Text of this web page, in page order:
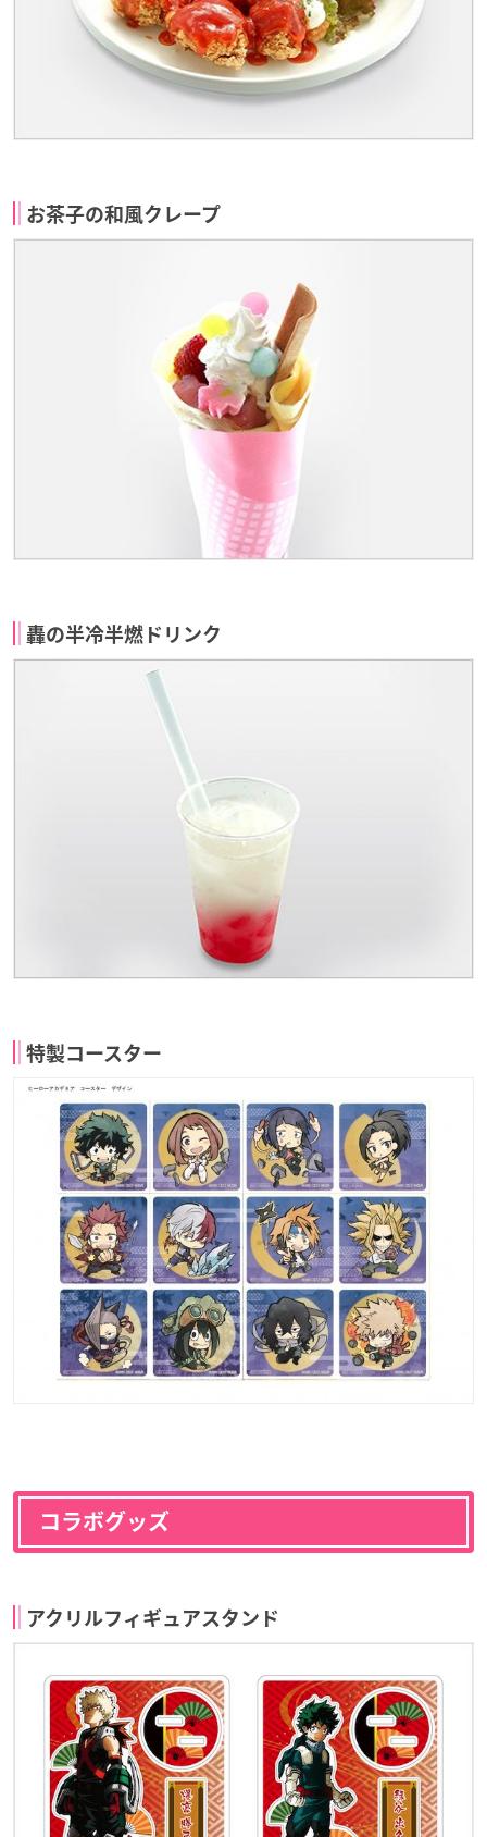
お茶子の和風クレープ
轟の半冷半燃ドリンク
特製コースター
コラボグッズ
アクリルフィギュアスタンド